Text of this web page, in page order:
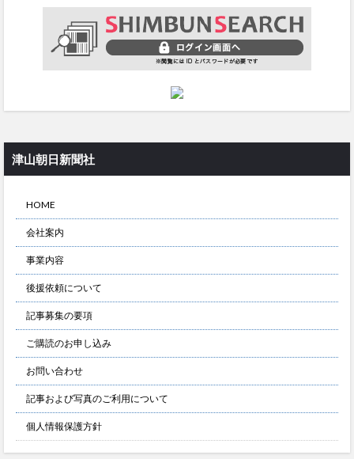
津山朝日新聞社
HOME
会社案内
事業内容
後援依頼について
記事募集の要項
ご購読のお申し込み
お問い合わせ
記事および写真のご利用について
個人情報保護方針